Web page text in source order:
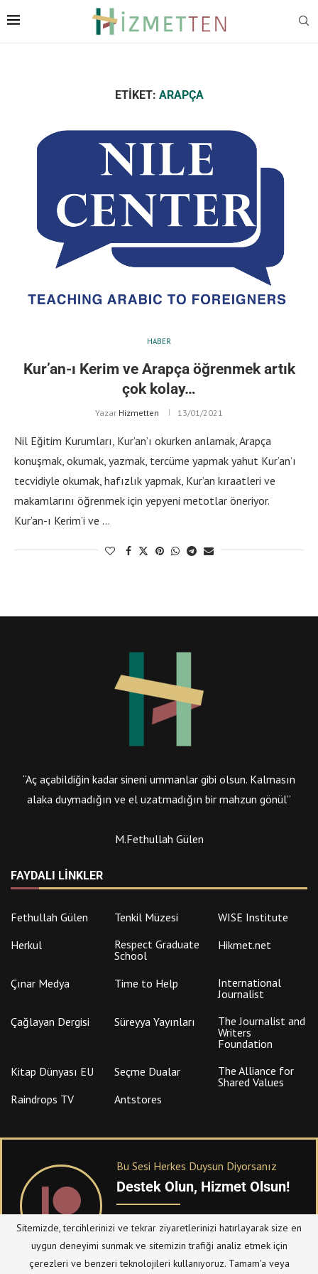
ETIKET: ARAPÇA
HABER
Kur’an-ı Kerim ve Arapça öğrenmek artık
çok kolay…
Yazar Hizmetten 13/01/2021
Nil Eğitim Kurumları, Kur’an’ı okurken anlamak, Arapça
konuşmak, okumak, yazmak, tercüme yapmak yahut Kur’an’ı
tecvidiyle okumak, hafızlık yapmak, Kur’an kıraatleri ve
makamlarını öğrenmek için yepyeni metotlar öneriyor.
Kur’an-ı Kerim’i ve …
“Aç açabildiğin kadar sineni ummanlar gibi olsun. Kalmasın
alaka duymadığın ve el uzatmadığın bir mahzun gönül”
M.Fethullah Gülen
FAYDALI LINKLER
Fethullah Gülen Tenkil Müzesi
WISE Institute
Herkul
Respect Graduate
School
Hikmet.net
Çınar Medya Time to Help
International
Journalist
Çağlayan Dergisi
Süreyya Yayınları
The Journalist and
Writers
Foundation
Kitap Dünyası EU
Seçme Dualar
The Alliance for
Shared Values
Raindrops TV
Antstores
Bu Sesi Herkes Duysun Diyorsanız
Destek Olun, Hizmet Olsun!
PATREONüzerinden sitemize bağışta
bulanabilirsiniz.
Sitemizde, tercihlerinizi ve tekrar ziyaretlerinizi hatırlayarak size en
uygun deneyimi sunmak ve sitemizin trafiği analiz etmek için
çerezleri ve benzeri teknolojileri kullanıyoruz. Tamam'a veya